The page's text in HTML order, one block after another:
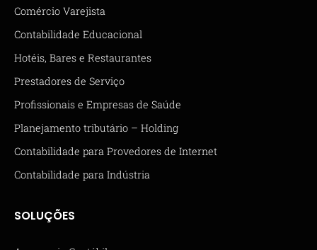
Comércio Varejista
Contabilidade Educacional
Hotéis, Bares e Restaurantes
Prestadores de Serviço
Profissionais e Empresas de Saúde
Planejamento tributário – Holding
Contabilidade para Provedores de Internet
Contabilidade para Indústria
SOLUÇÕES